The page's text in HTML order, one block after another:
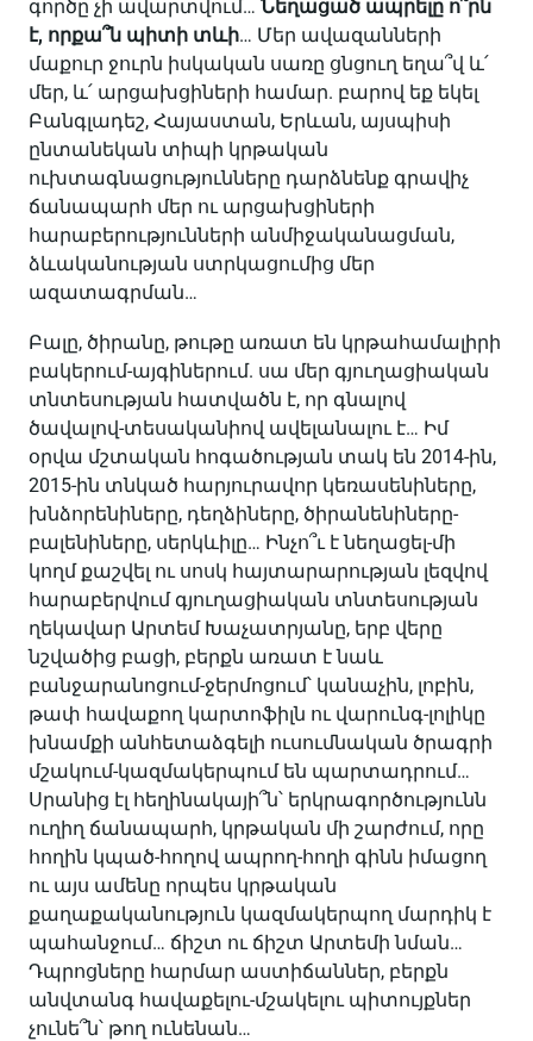
գործը չի ավարտվում… Նեղացած ապրելը ո՞րն
է, որքա՞ն պիտի տևի… Մեր ավազանների
մաքուր ջուրն իսկական սառը ցնցուղ եղա՞վ և՛
մեր, և՛ արցախցիների համար. բարով եք եկել
Բանգլադեշ, Հայաստան, Երևան, այսպիսի
ընտանեկան տիպի կրթական
ուխտագնացությունները դարձնենք գրավիչ
ճանապարհ մեր ու արցախցիների
հարաբերությունների անմիջականացման,
ձևականության ստրկացումից մեր
ազատագրման…
Բալը, ծիրանը, թութը առատ են կրթահամալիրի
բակերում-այգիներում. սա մեր գյուղացիական
տնտեսության հատվածն է, որ գնալով
ծավալով-տեսականիով ավելանալու է… Իմ
օրվա մշտական հոգածության տակ են 2014-ին,
2015-ին տնկած հարյուրավոր կեռասենիները,
խնձորենիները, դեղձիները, ծիրանենիները-
բալենիները, սերկևիլը… Ինչո՞ւ է նեղացել-մի
կողմ քաշվել ու սոսկ հայտարարության լեզվով
հարաբերվում գյուղացիական տնտեսության
ղեկավար Արտեմ Խաչատրյանը, երբ վերը
նշվածից բացի, բերքն առատ է նաև
բանջարանոցում-ջերմոցում՝ կանաչին, լոբին,
թափ հավաքող կարտոֆիլն ու վարունգ-լոլիկը
խնամքի անհետաձգելի ուսումնական ծրագրի
մշակում-կազմակերպում են պարտադրում…
Սրանից էլ հեղինակայի՞ն՝ երկրագործությունն
ուղիղ ճանապարհ, կրթական մի շարժում, որը
հողին կպած-հողով ապրող-հողի գինն իմացող
ու այս ամենը որպես կրթական
քաղաքականություն կազմակերպող մարդիկ է
պահանջում… ճիշտ ու ճիշտ Արտեմի նման…
Դպրոցները հարմար աստիճաններ, բերքն
անվտանգ հավաքելու-մշակելու պիտույքներ
չունե՞ն՝ թող ունենան…